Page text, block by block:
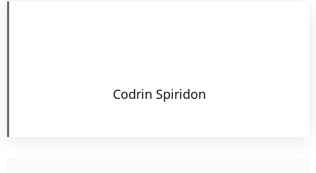
Codrin Spiridon